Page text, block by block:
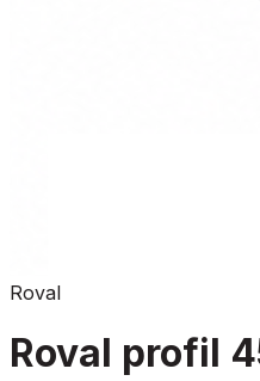
Roval
Roval profil